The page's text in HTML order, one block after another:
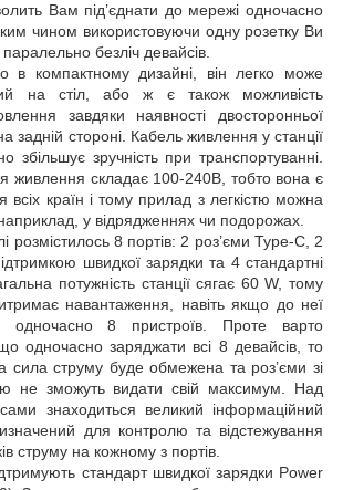
Вам під’єднати до мережі одночасно
чином використовуючи одну розетку Ви
безліч девайсів.
в компактному дизайні, він легко може
на стіл, або ж є також можливість
завдяки наявності двосторонньої
задній стороні. Кабель живлення у станції
збільшує зручність при транспортуванні.
живлення складає 100-240В, тобто вона є
всіх країн і тому прилад з легкістю можна
у відрядженнях чи подорожах.
розмістилось 8 портів: 2 роз’єми Type-C, 2
швидкої зарядки та 4 стандартні
потужність станції сягає 60 W, тому
навантаження, навіть якщо до неї
одночасно 8 пристроїв. Проте варто
одночасно заряджати всі 8 девайсів, то
сила струму буде обмежена та роз’єми зі
не зможуть видати свій максимум. Над
знаходиться великий інформаційний
для контролю та відстежування
струму на кожному з портів.
стандарт швидкої зарядки Power